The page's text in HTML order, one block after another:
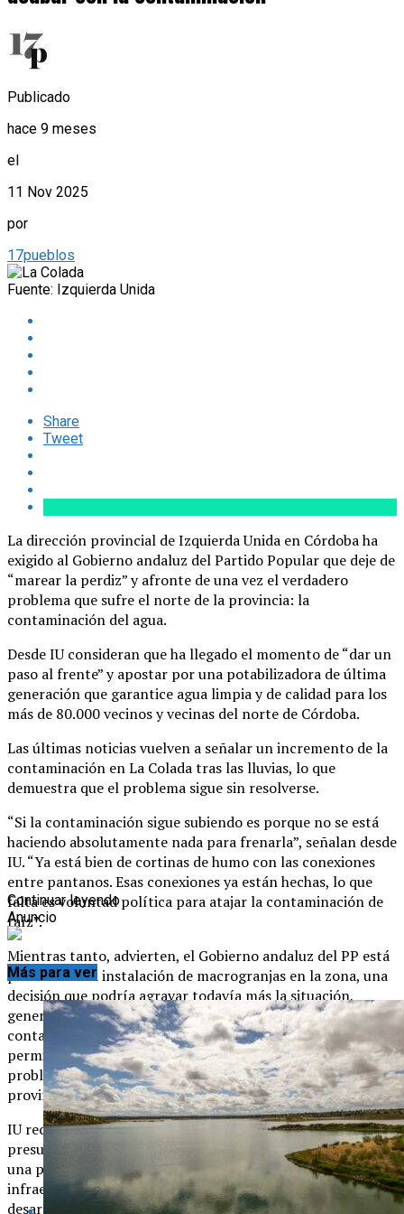
Publicado
hace 9 meses
el
11 Nov 2025
por
17pueblos
Fuente: Izquierda Unida
Share
Tweet
La dirección provincial de Izquierda Unida en Córdoba ha
exigido al Gobierno andaluz del Partido Popular que deje de
“marear la perdiz” y afronte de una vez el verdadero
problema que sufre el norte de la provincia: la
contaminación del agua.
Desde IU consideran que ha llegado el momento de “dar un
paso al frente” y apostar por una potabilizadora de última
generación que garantice agua limpia y de calidad para los
más de 80.000 vecinos y vecinas del norte de Córdoba.
Las últimas noticias vuelven a señalar un incremento de la
contaminación en La Colada tras las lluvias, lo que
demuestra que el problema sigue sin resolverse.
“Si la contaminación sigue subiendo es porque no se está
haciendo absolutamente nada para frenarla”, señalan desde
IU. “Ya está bien de cortinas de humo con las conexiones
entre pantanos. Esas conexiones ya están hechas, lo que
falta es voluntad política para atajar la contaminación de
raíz”.
Mientras tanto, advierten, el Gobierno andaluz del PP está
planteando la instalación de macrogranjas en la zona, una
decisión que podría agravar todavía más la situación,
generando más residuos y aumentando el riesgo de
contaminación de los embalses. “Es incomprensible que se
permita algo así cuando ni siquiera se ha resuelto el grave
problema de calidad del agua que arrastra el norte de la
provincia”, subrayan.
IU reclama al Gobierno andaluz que incluya en los
presupuestos de 2026 la inversión necesaria para construir
una potabilizadora de última generación, una
infraestructura imprescindible para garantizar el
desarrollo y el bienestar del norte de la provincia. “Si el PP
Continuar leyendo
Anuncio
Más para ver